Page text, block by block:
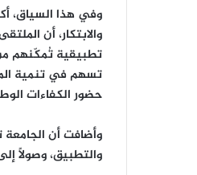
وفي هذا السياق،
والابتكار، أن
تطبيقية تُمكّنهم من
تسهم في تنمية
حضور الكفاءات
وأضافت أن الجامعة
والتطبيق، وصولًا